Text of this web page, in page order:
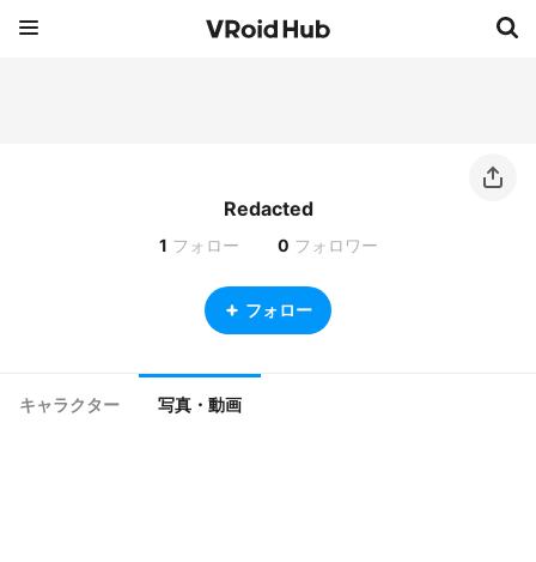
Redacted
1 フォロー 0 フォロワー
フォロー
キャラクター 写真・動画